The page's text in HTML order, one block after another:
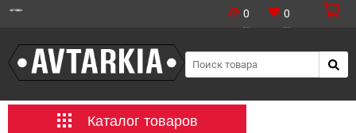
0 0
Каталог товаров